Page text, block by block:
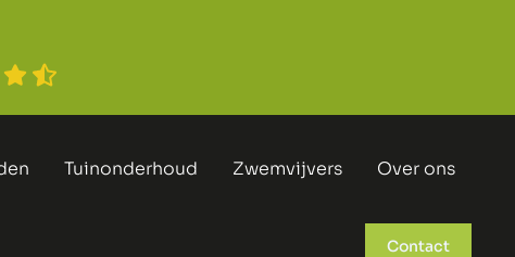
Tuinonderhoud Zwemvijvers Over ons
Contact